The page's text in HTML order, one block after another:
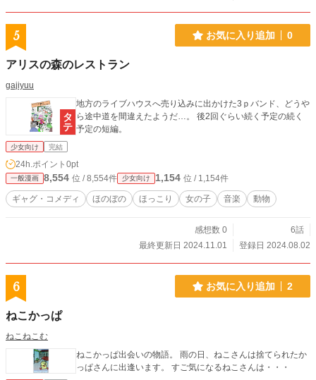
5 お気に入り追加 0
アリスの森のレストラン
gajiyuu
地方のライブハウスへ売り込みに出かけた3ｐバンド、どうや
ら途中道を間違えたようだ…。 後2回ぐらい続く予定の続く
予定の短編。
少女向け 完結
24h.ポイント 0pt
一般漫画 8,554 位 / 8,554件 少女向け 1,154 位 / 1,154件
ギャグ・コメディ ほのぼの ほっこり 女の子 音楽 動物
感想数 0
6話
最終更新日 2024.11.01
登録日 2024.08.02
6 お気に入り追加 2
ねこかっぱ
ねこねこむ
ねこかっぱ出会いの物語。 雨の日、ねこさんは捨てられたか
っぱさんに出逢います。 すご気になるねこさんは・・・